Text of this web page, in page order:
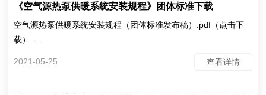
《空气源热泵供暖系统安装规程》团体标准下载
空气源热泵供暖系统安装规程（团体标准发布稿）.pdf（点击下
载） ...
2021-05-25 查看详情